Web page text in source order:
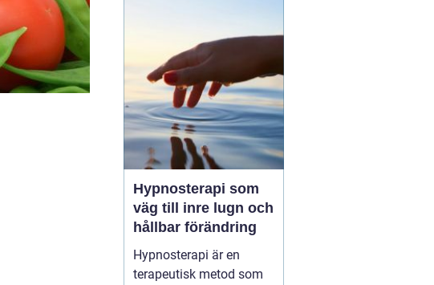
vända dig för snabb och
trygg akut tandvård i
Karlskr...
Hypnosterapi som
väg till inre lugn och
hållbar förändring
Hypnosterapi är en
terapeutisk metod som